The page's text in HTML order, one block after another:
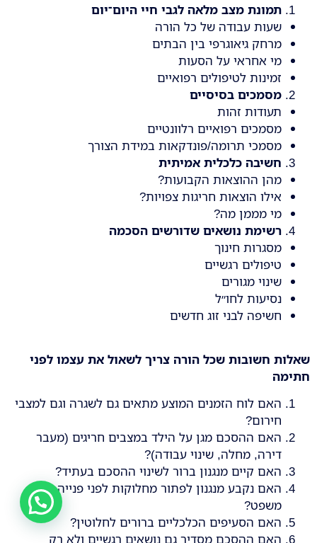
תמונת מצב מלאה לגבי חיי היום־יום
שעות עבודה של כל הורה
מרחק גיאוגרפי בין הבתים
מי אחראי על הסעות
זמינות לטיפולים רפואיים
מסמכים בסיסיים
תעודות זהות
מסמכים רפואיים רלוונטיים
מסמכי תרומה/פונדקאות במידת הצורך
חשיבה כלכלית אמיתית
מהן ההוצאות הקבועות?
אילו הוצאות חריגות צפויות?
מי מממן מה?
רשימת נושאים שדורשים הסכמה
מסגרות חינוך
טיפולים רגשיים
שינוי מגורים
נסיעות לחו״ל
חשיפה לבני זוג חדשים
שאלות חשובות שכל הורה צריך לשאול את עצמו לפני
חתימה
האם לוח הזמנים המוצע מתאים גם לשגרה וגם למצבי
חירום?
האם ההסכם מגן על הילד במצבים חריגים (מעבר
דירה, מחלה, שינוי עבודה)?
האם קיים מנגנון ברור לשינוי ההסכם בעתיד?
האם נקבע מנגנון לפתור מחלוקות לפני פנייה לבית
משפט?
האם הסעיפים הכלכליים ברורים לחלוטין?
האם ההסכם מסדיר גם נושאים רגשיים ולא רק